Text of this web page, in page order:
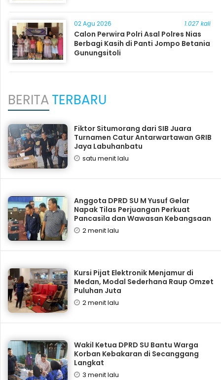
02 Agu 2026 1.027 kali
Calon Perwira Polri Asal Polres Nias
Berbagi Kasih di Panti Jompo Betania
Gunungsitoli
BERITATERBARU
Fiktor Situmorang dari SIB Juara
Turnamen Catur Antarwartawan GRIB
Jaya Labuhanbatu
satu menit lalu
Anggota DPRD SU M Yusuf Gelar
Napak Tilas Perjuangan Perkuat
Pancasila dan Wawasan Kebangsaan
2 menit lalu
Kursi Pijat Elektronik Menjamur di
Medan, Modal Sederhana Raup Omzet
Puluhan Juta
2 menit lalu
Wakil Ketua DPRD SU Bantu Warga
Korban Kebakaran di Secanggang
Langkat
3 menit lalu